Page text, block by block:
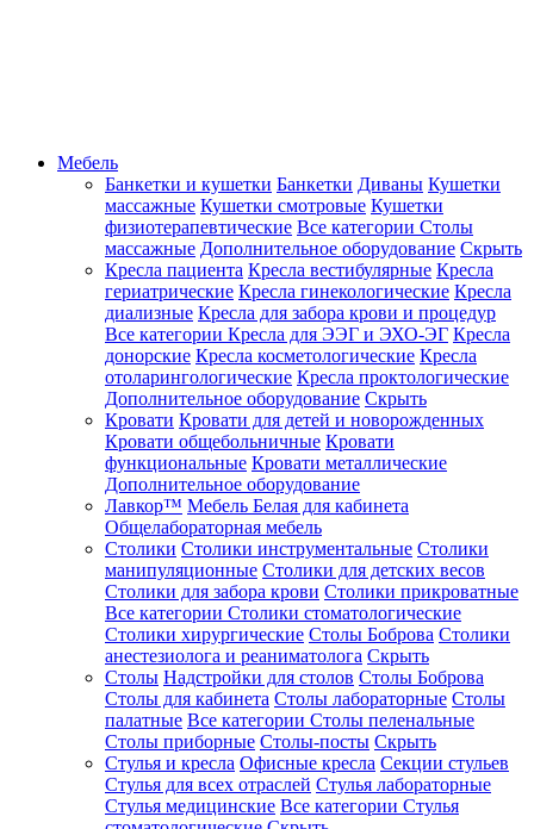
Мебель
Банкетки и кушетки Банкетки Диваны Кушетки
массажные Кушетки смотровые Кушетки
физиотерапевтические Все категории Столы
массажные Дополнительное оборудование Скрыть
Кресла пациента Кресла вестибулярные Кресла
гериатрические Кресла гинекологические Кресла
диализные Кресла для забора крови и процедур
Все категории Кресла для ЭЭГ и ЭХО-ЭГ Кресла
донорские Кресла косметологические Кресла
отоларингологические Кресла проктологические
Дополнительное оборудование Скрыть
Кровати Кровати для детей и новорожденных
Кровати общебольничные Кровати
функциональные Кровати металлические
Дополнительное оборудование
Лавкор™ Мебель Белая для кабинета
Общелабораторная мебель
Столики Столики инструментальные Столики
манипуляционные Столики для детских весов
Столики для забора крови Столики прикроватные
Все категории Столики стоматологические
Столики хирургические Столы Боброва Столики
анестезиолога и реаниматолога Скрыть
Столы Надстройки для столов Столы Боброва
Столы для кабинета Столы лабораторные Столы
палатные Все категории Столы пеленальные
Столы приборные Столы-посты Скрыть
Стулья и кресла Офисные кресла Секции стульев
Стулья для всех отраслей Стулья лабораторные
Стулья медицинские Все категории Стулья